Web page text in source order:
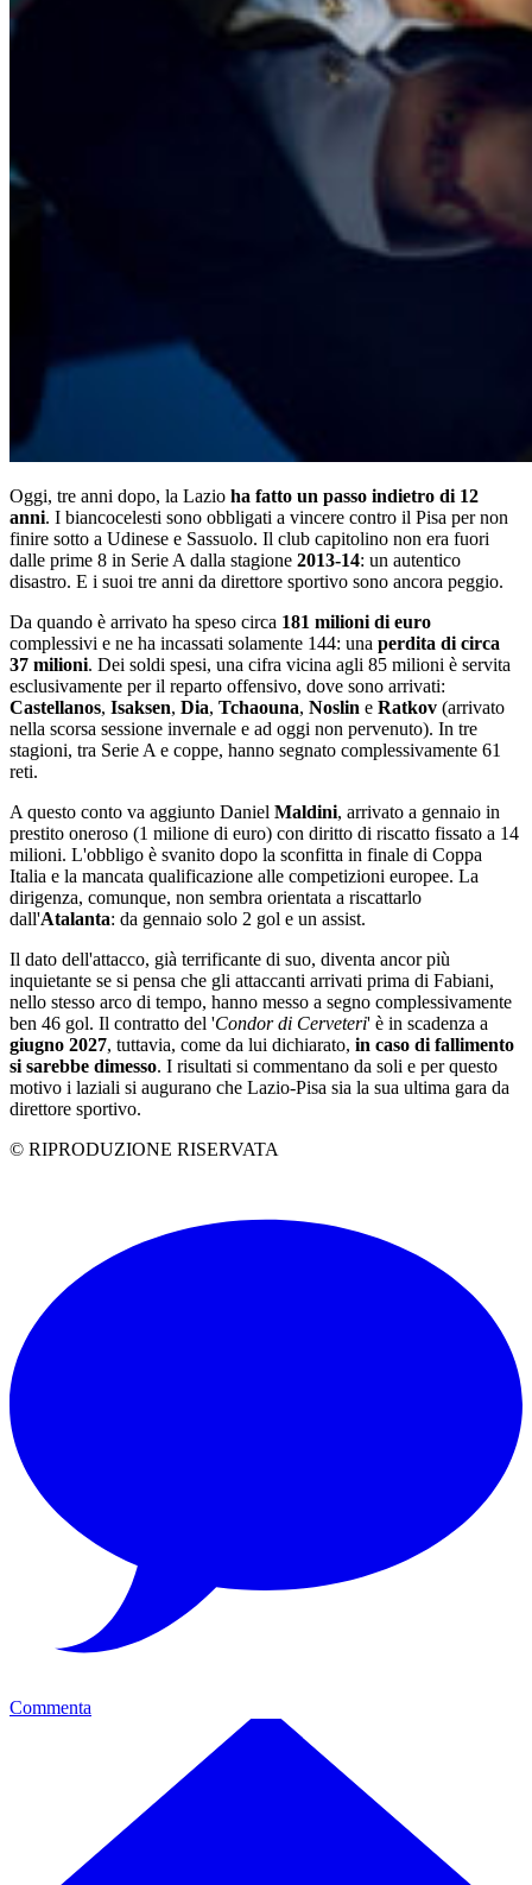
Oggi, tre anni dopo, la Lazio ha fatto un passo indietro di 12
anni. I biancocelesti sono obbligati a vincere contro il Pisa per non
finire sotto a Udinese e Sassuolo. Il club capitolino non era fuori
dalle prime 8 in Serie A dalla stagione 2013-14: un autentico
disastro. E i suoi tre anni da direttore sportivo sono ancora peggio.
Da quando è arrivato ha speso circa 181 milioni di euro
complessivi e ne ha incassati solamente 144: una perdita di circa
37 milioni. Dei soldi spesi, una cifra vicina agli 85 milioni è servita
esclusivamente per il reparto offensivo, dove sono arrivati:
Castellanos, Isaksen, Dia, Tchaouna, Noslin e Ratkov (arrivato
nella scorsa sessione invernale e ad oggi non pervenuto). In tre
stagioni, tra Serie A e coppe, hanno segnato complessivamente 61
reti.
A questo conto va aggiunto Daniel Maldini, arrivato a gennaio in
prestito oneroso (1 milione di euro) con diritto di riscatto fissato a 14
milioni. L'obbligo è svanito dopo la sconfitta in finale di Coppa
Italia e la mancata qualificazione alle competizioni europee. La
dirigenza, comunque, non sembra orientata a riscattarlo
dall'Atalanta: da gennaio solo 2 gol e un assist.
Il dato dell'attacco, già terrificante di suo, diventa ancor più
inquietante se si pensa che gli attaccanti arrivati prima di Fabiani,
nello stesso arco di tempo, hanno messo a segno complessivamente
ben 46 gol. Il contratto del 'Condor di Cerveteri' è in scadenza a
giugno 2027, tuttavia, come da lui dichiarato, in caso di fallimento
si sarebbe dimesso. I risultati si commentano da soli e per questo
motivo i laziali si augurano che Lazio-Pisa sia la sua ultima gara da
direttore sportivo.
© RIPRODUZIONE RISERVATA
Commenta